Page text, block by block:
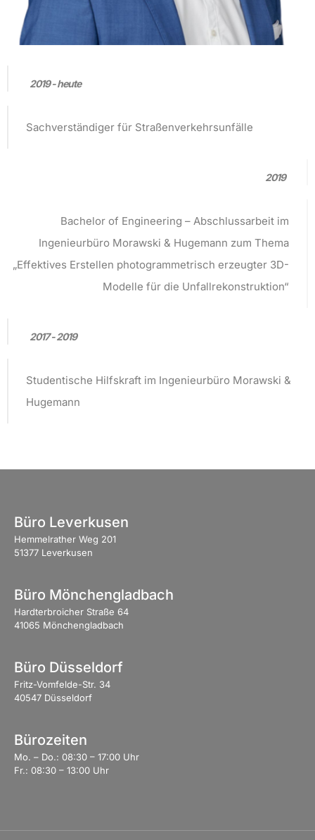
2019 - heute
Sachverständiger für Straßenverkehrsunfälle
2019
Bachelor of Engineering – Abschlussarbeit im
Ingenieurbüro Morawski & Hugemann zum Thema
„Effektives Erstellen photogrammetrisch erzeugter 3D-
Modelle für die Unfallrekonstruktion“
2017 - 2019
Studentische Hilfskraft im Ingenieurbüro Morawski &
Hugemann
Büro Leverkusen
Hemmelrather Weg 201
51377 Leverkusen
Büro Mönchengladbach
Hardterbroicher Straße 64
41065 Mönchengladbach
Büro Düsseldorf
Fritz-Vomfelde-Str. 34
40547 Düsseldorf
Bürozeiten
Mo. – Do.: 08:30 – 17:00 Uhr
Fr.: 08:30 – 13:00 Uhr